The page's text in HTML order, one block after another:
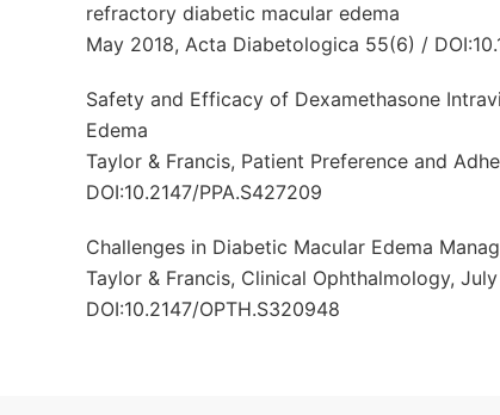
refractory diabetic macular edema
May 2018, Acta Diabetologica 55(6) /
Safety and Efficacy of Dexamethasone
Edema
Taylor & Francis, Patient Preference and
DOI:10.2147/PPA.S427209
Challenges in Diabetic Macular Edema
Taylor & Francis, Clinical Ophthalmology,
DOI:10.2147/OPTH.S320948